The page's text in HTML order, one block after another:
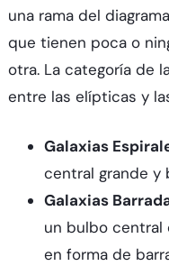
una rama del
que tienen poca o
otra. La categoría de
entre las elípticas y
Galaxias
central grande y
Galaxias
un bulbo central
en forma de